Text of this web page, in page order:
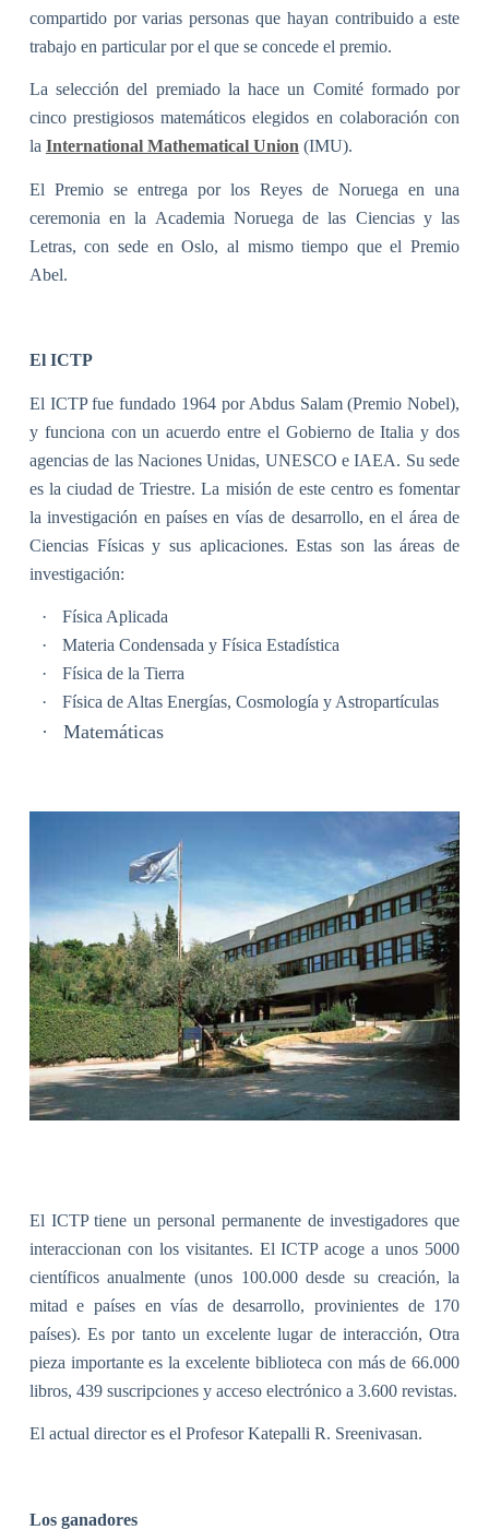
compartido por varias personas que hayan contribuido a este
trabajo en particular por el que se concede el premio.
La selección del premiado la hace un Comité formado por
cinco prestigiosos matemáticos elegidos en colaboración con
la International Mathematical Union (IMU).
El Premio se entrega por los Reyes de Noruega en una
ceremonia en la Academia Noruega de las Ciencias y las
Letras, con sede en Oslo, al mismo tiempo que el Premio
Abel.
El ICTP
El ICTP fue fundado 1964 por Abdus Salam (Premio Nobel),
y funciona con un acuerdo entre el Gobierno de Italia y dos
agencias de las Naciones Unidas, UNESCO e IAEA. Su sede
es la ciudad de Triestre. La misión de este centro es fomentar
la investigación en países en vías de desarrollo, en el área de
Ciencias Físicas y sus aplicaciones. Estas son las áreas de
investigación:
·
Física Aplicada
·
Materia Condensada y Física Estadística
·
Física de la Tierra
·
Física de Altas Energías, Cosmología y Astropartículas
· Matemáticas
El ICTP tiene un personal permanente de investigadores que
interaccionan con los visitantes. El ICTP acoge a unos 5000
científicos anualmente (unos 100.000 desde su creación, la
mitad e países en vías de desarrollo, provinientes de 170
países). Es por tanto un excelente lugar de interacción, Otra
pieza importante es la excelente biblioteca con más de 66.000
libros, 439 suscripciones y acceso electrónico a 3.600 revistas.
El actual director es el Profesor Katepalli R. Sreenivasan.
Los ganadores